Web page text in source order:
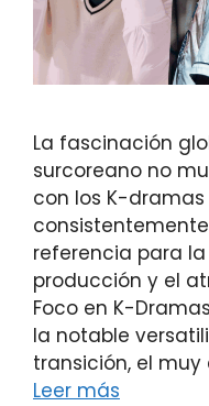
La fascinación
surcoreano no
con los K-
referencia para
producción y el
Foco en K-
la notable
transición, el
Leer más